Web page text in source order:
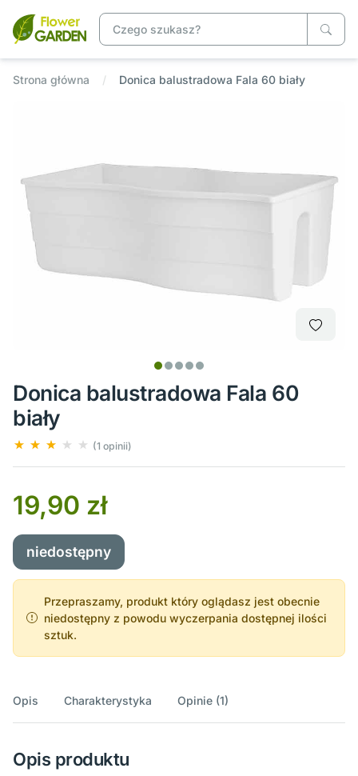
Strona główna Donica balustradowa Fala 60 biały
Donica balustradowa Fala 60
biały
(1 opinii)
19,90 zł
niedostępny
Przepraszamy, produkt który oglądasz jest obecnie
niedostępny z powodu wyczerpania dostępnej ilości
sztuk.
Opis Charakterystyka Opinie (1)
Opis produktu